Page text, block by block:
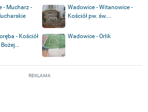
- Mucharz -
Wadowice - Witanowice -
Kościół pw. św....
- Kościół
Wadowice - Orlik
REKLAMA